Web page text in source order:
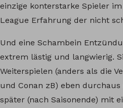
einzige konterstarke Spieler
League Erfahrung der nicht
Und eine Schambein
extrem lästig und langwierig.
Weiterspielen (anders als die
und Conan zB) eben
später (nach Saisonende) mit